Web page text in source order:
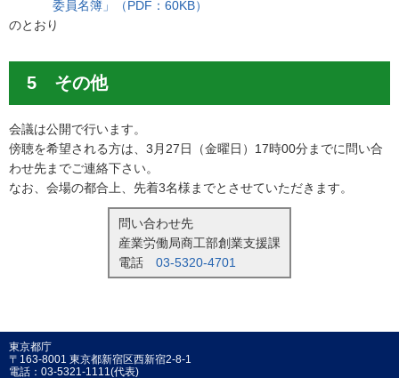
委員名簿」（PDF：60KB）
のとおり
5 その他
会議は公開で行います。
傍聴を希望される方は、3月27日（金曜日）17時00分までに問い合
わせ先までご連絡下さい。
なお、会場の都合上、先着3名様までとさせていただきます。
問い合わせ先
産業労働局商工部創業支援課
電話 03-5320-4701
東京都庁
〒163-8001 東京都新宿区西新宿2-8-1
電話：03-5321-1111(代表)